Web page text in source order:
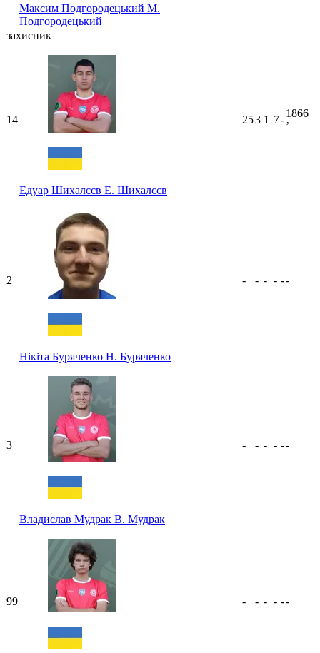
Максим Подгородецький М.
Подгородецький
захисник
14
Едуар Шихалєєв Е. Шихалєєв
253 1 7-
1866
ʼ
2
Нікіта Буряченко Н. Буряченко
- - - - --
3
Владислав Мудрак В. Мудрак
- - - - --
99 - - - - --